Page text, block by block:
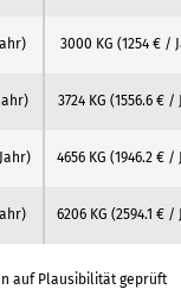
3000 KG (1254 € /
3724 KG (1556.6 € /
4656 KG (1946.2 € /
6206 KG (2594.1 € /
auf Plausibilität geprüft